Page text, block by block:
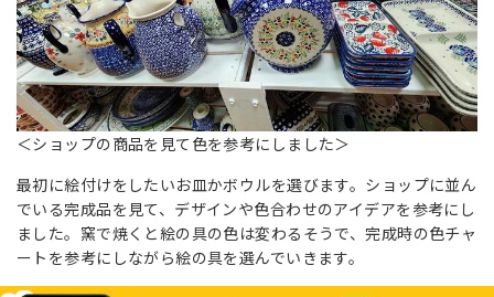
＜ショップの商品を見て色を参考にしました＞
最初に絵付けをしたいお皿かボウルを選びます。ショップに並ん
でいる完成品を見て、デザインや色合わせのアイデアを参考にし
ました。窯で焼くと絵の具の色は変わるそうで、完成時の色チャ
ートを参考にしながら絵の具を選んでいきます。